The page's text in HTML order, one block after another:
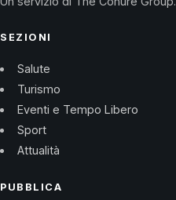
SEZIONI
Salute
Turismo
Eventi e Tempo Libero
Sport
Attualità
PUBBLICA